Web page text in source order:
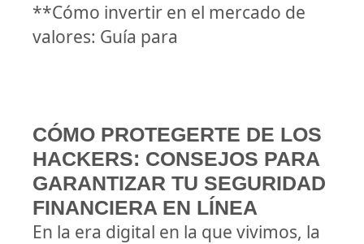
**Cómo invertir en el mercado de
valores: Guía para
CÓMO PROTEGERTE DE LOS
HACKERS: CONSEJOS PARA
GARANTIZAR TU SEGURIDAD
FINANCIERA EN LÍNEA
En la era digital en la que vivimos, la